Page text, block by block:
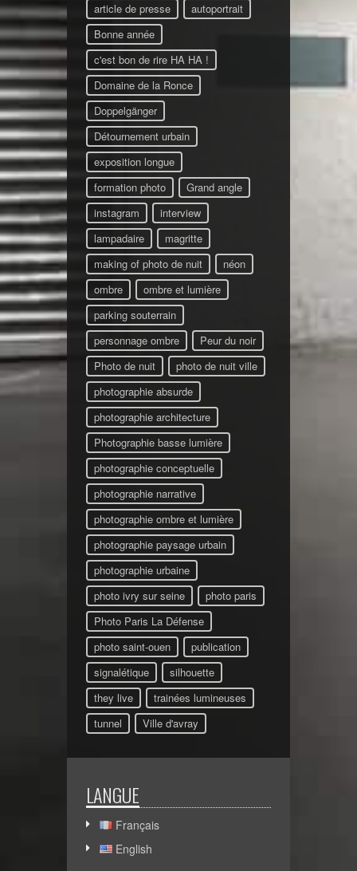
article de presse
autoportrait
Bonne année
c'est bon de rire HA HA !
Domaine de la Ronce
Doppelgänger
Détournement urbain
exposition longue
formation photo
Grand angle
instagram
interview
lampadaire
magritte
making of photo de nuit
néon
ombre
ombre et lumière
parking souterrain
personnage ombre
Peur du noir
Photo de nuit
photo de nuit ville
photographie absurde
photographie architecture
Photographie basse lumière
photographie conceptuelle
photographie narrative
photographie ombre et lumière
photographie paysage urbain
photographie urbaine
photo ivry sur seine
photo paris
Photo Paris La Défense
photo saint-ouen
publication
signalétique
silhouette
they live
trainées lumineuses
tunnel
Ville d'avray
LANGUE
Français
English